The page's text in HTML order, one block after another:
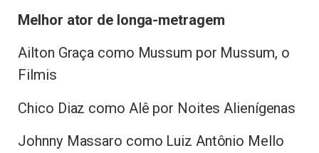
Melhor ator de longa-metragem
Ailton Graça como Mussum por Mussum, o
Filmis
Chico Diaz como Alê por Noites Alienígenas
Johnny Massaro como Luiz Antônio Mello